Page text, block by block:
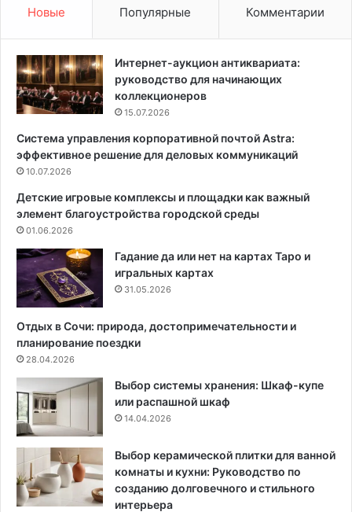
:
1
0
в
а
и
а
н
о
в
,
ч
т
о
п
о
т
и
т
ь
р
а
м
о
Новые Популярные Комментарии
Интернет-аукцион антиквариата:
руководство для начинающих
коллекционеров
15.07.2026
Система управления корпоративной почтой Astra:
эффективное решение для деловых коммуникаций
10.07.2026
Детские игровые комплексы и площадки как важный
элемент благоустройства городской среды
01.06.2026
Гадание да или нет на картах Таро и
игральных картах
31.05.2026
Отдых в Сочи: природа, достопримечательности и
планирование поездки
28.04.2026
Выбор системы хранения: Шкаф-купе
или распашной шкаф
14.04.2026
Выбор керамической плитки для ванной
комнаты и кухни: Руководство по
созданию долговечного и стильного
интерьера